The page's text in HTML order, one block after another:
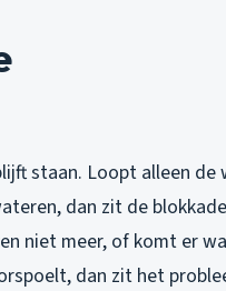
staan. Loopt alleen de
dan zit de
niet meer, of komt er
dan zit het